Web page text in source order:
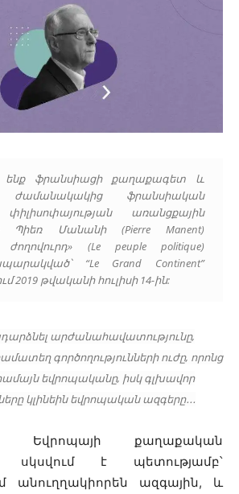
ենք ֆրանսիացի քաղաքագետ և
ժամանակակից ֆրանսիական
առանցքային
Պիեռ Մանանի (Pierre Manent)
(Le peuple politique)
“Le Grand Continent”
2019 թվականի հուլիսի 14-ին:
արժանահավատությունը,
գործողությունների ուժը, որոնց
համայն եվրոպականը, իսկ գլխավոր
կլինեին եվրոպական ազգերը․․․
Եվրոպայի քաղաքական
սկսվում է պետությամբ՝
անուղղակիորեն ազգային, և